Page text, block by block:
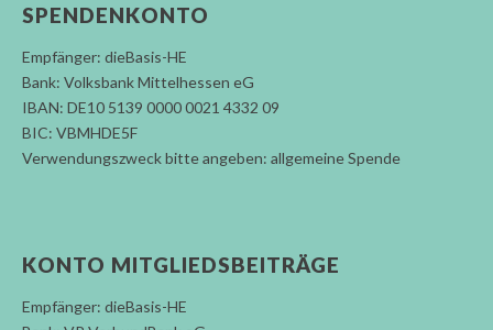
SPENDENKONTO
Empfänger: dieBasis-HE
Bank: Volksbank Mittelhessen eG
IBAN: DE10 5139 0000 0021 4332 09
BIC: VBMHDE5F
Verwendungszweck bitte angeben: allgemeine Spende
KONTO MITGLIEDSBEITRÄGE
Empfänger: dieBasis-HE